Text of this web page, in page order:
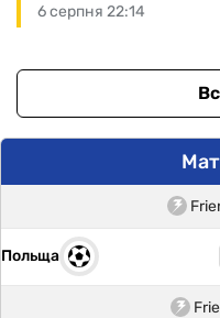
6 серпня 22:14
Польща